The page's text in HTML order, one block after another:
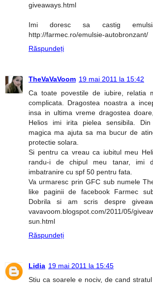
giveaways.html
Imi doresc sa castig emulsia
http://farmec.ro/emulsie-autobronzant/
Răspundeți
TheVaVaVoom 19 mai 2011 la 15:42
Ca toate povestile de iubire, relatia
complicata. Dragostea noastra a
insa in ultima vreme dragostea
Helios imi irita pielea sensibila.
magica ma ajuta sa ma bucur de
protectie solara.
Si pentru ca vreau ca iubitul meu
randu-i de chipul meu tanar, imi
imbatranire cu spf 50 pentru fata.
Va urmaresc prin GFC sub numele
like paginii de facebook Farmec
Dobrila si am scris despre
vavavoom.blogspot.com/2011/05/
sun.html
Răspundeți
Lidia 19 mai 2011 la 15:45
Stiu ca soarele e nociv, de cand